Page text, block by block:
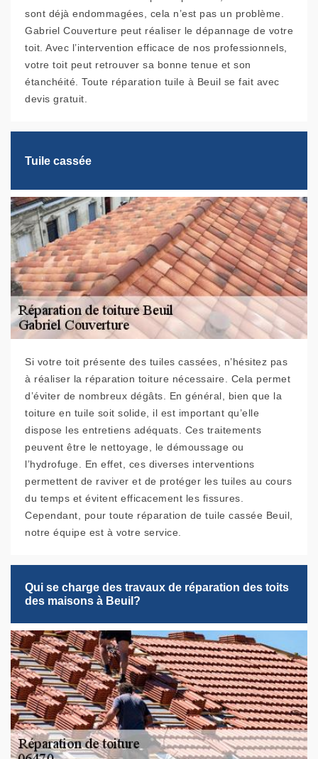
sont déjà endommagées, cela n’est pas un problème.
Gabriel Couverture peut réaliser le dépannage de votre
toit. Avec l’intervention efficace de nos professionnels,
votre toit peut retrouver sa bonne tenue et son
étanchéité. Toute réparation tuile à Beuil se fait avec
devis gratuit.
Tuile cassée
Si votre toit présente des tuiles cassées, n’hésitez pas
à réaliser la réparation toiture nécessaire. Cela permet
d’éviter de nombreux dégâts. En général, bien que la
toiture en tuile soit solide, il est important qu’elle
dispose les entretiens adéquats. Ces traitements
peuvent être le nettoyage, le démoussage ou
l’hydrofuge. En effet, ces diverses interventions
permettent de raviver et de protéger les tuiles au cours
du temps et évitent efficacement les fissures.
Cependant, pour toute réparation de tuile cassée Beuil,
notre équipe est à votre service.
Qui se charge des travaux de réparation des toits
des maisons à Beuil?